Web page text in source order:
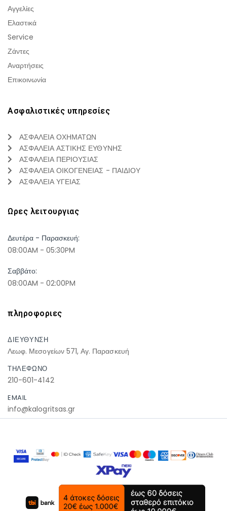
Αγγελίες
Ελαστικά
Service
Ζάντες
Αναρτήσεις
Επικοινωνία
Ασφαλιστικές υπηρεσίες
ΑΣΦΑΛΕΙΑ ΟΧΗΜΑΤΩΝ
ΑΣΦΑΛΕΙΑ ΑΣΤΙΚΗΣ ΕΥΘΥΝΗΣ
ΑΣΦΑΛΕΙΑ ΠΕΡΙΟΥΣΙΑΣ
ΑΣΦΑΛΕΙΑ ΟΙΚΟΓΕΝΕΙΑΣ - ΠΑΙΔΙΟΥ
ΑΣΦΑΛΕΙΑ ΥΓΕΙΑΣ
Ωρες λειτουργιας
Δευτέρα - Παρασκευή:
08:00AM - 05:30PM
Σαββάτο:
08:00AM - 02:00PM
πληροφοριες
ΔΙΕΥΘΥΝΣΗ
Λεωφ. Μεσογείων 571, Αγ. Παρασκευή
ΤΗΛΕΦΩΝΟ
210-601-4142
EMAIL
info@kalogritsas.gr